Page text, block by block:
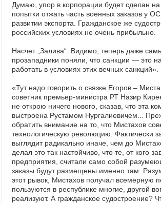
Думаю, упор в корпорации будет сделан на
попытки отжать часть военных заказов у
развитии экспорта. Гражданское же
российских условиях не очень прибыльно.
Насчет „Залива“. Видимо, теперь даже
прозападники поняли, что санкции — это
работать в условиях этих вечных санкций».
«Тут надо говорить о связке Егоров –
советник премьер-министра РТ Назир
не открою ничего нового, сказав, что эта
выстроена Рустамом Нургалиевичем...
обратить внимание на то, что Мистахов
технологическую революцию. Фактически
выглядит радикально иначе, чем до
делал это так настойчиво, что те, от кого
предприятия, считали само собой
заказы будут размещены именно там.
этот рывок, Мистахов получал всемерную
пользуются в республике многие, другой
реализуют. А гражданское судостроение?